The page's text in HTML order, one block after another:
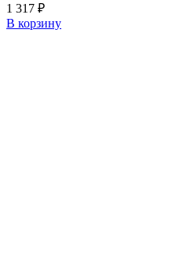
1 317 ₽
В корзину